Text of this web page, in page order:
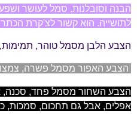
הבנה וסובלנות. סמל לעושר
לתושייה. הוא קשור לצ'קרת
הצבע הלבן מסמל טוהר, תמימות,
הצבע האפור מסמל פשרה,
הצבע השחור מסמל פחד, סכנה,
אפלים, אבל גם תחכום, סמכות,